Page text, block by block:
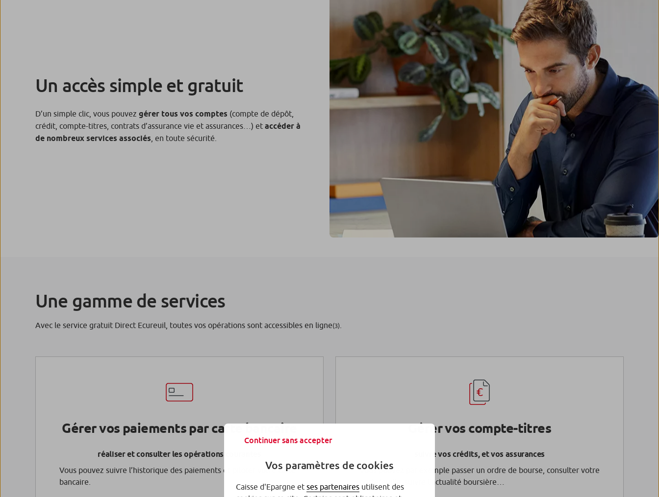
Un accès simple et gratuit
D’un simple clic, vous pouvez gérer tous vos comptes (compte de dépôt,
crédit, compte-titres, contrats d’assurance vie et assurances…) et accéder à
de nombreux services associés , en toute sécurité.
Une gamme de services
Avec le service gratuit Direct Ecureuil, toutes vos opérations sont accessibles en ligne(3)
Gérer vos paiements par carte bancaire
réaliser et consulter les opérations courantes
Vous pouvez suivre l’historique des paiements et piloter votre carte
bancaire.
Gérer vos compte-titres
suivre vos crédits, et vos assurances
Vous pouvez par exemple passer un ordre de bourse, consulter votre
portefeuille, suivre l’actualité boursière…
Continuer sans accepter
Vos paramètres de cookies
Caisse d'Epargne et ses partenaires utilisent des